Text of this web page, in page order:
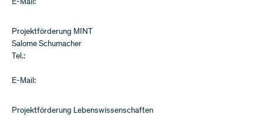
E-Mail:
Projektförderung MINT
Salome Schumacher
Tel.:
E-Mail:
Projektförderung Lebenswissenschaften